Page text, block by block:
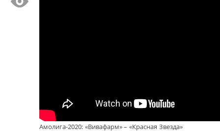
Амолига-2020: «Вивафарм» – «Красная Звезда»